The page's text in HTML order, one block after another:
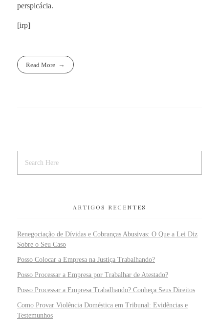
perspicácia.
[irp]
Read More
ARTIGOS RECENTES
Renegociação de Dívidas e Cobranças Abusivas: O Que a Lei Diz
Sobre o Seu Caso
Posso Colocar a Empresa na Justiça Trabalhando?
Posso Processar a Empresa por Trabalhar de Atestado?
Posso Processar a Empresa Trabalhando? Conheça Seus Direitos
Como Provar Violência Doméstica em Tribunal: Evidências e
Testemunhos